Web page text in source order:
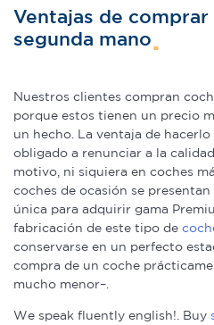
Ventajas de comprar
segunda mano
Nuestros clientes compran
porque estos tienen un precio
un hecho. La ventaja de
obligado a renunciar a la
motivo, ni siquiera en coches
coches de ocasión se
única para adquirir gama
fabricación de este tipo de
conservarse en un perfecto
compra de un coche
mucho menor–.
We speak fluently english!. Buy